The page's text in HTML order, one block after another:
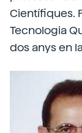
Científiques.
Tecnologia
dos anys en